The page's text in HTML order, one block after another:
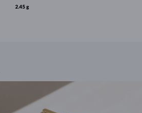
2.45 g